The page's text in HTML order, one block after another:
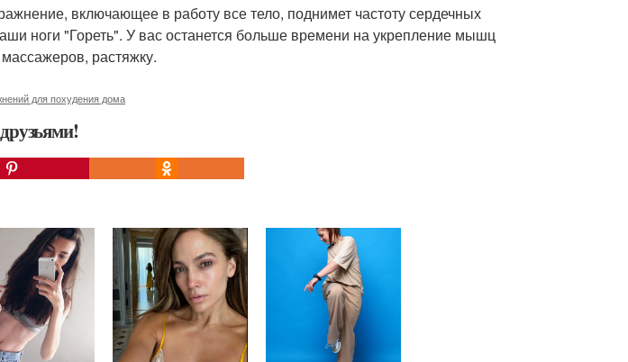
включающее в работу все тело, поднимет частоту сердечных
ноги "Гореть". У вас останется больше времени на укрепление мышц
растяжку.
для похудения дома